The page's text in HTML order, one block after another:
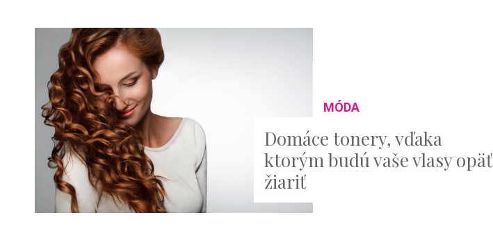
MÓDA
Domáce tonery, vďaka
ktorým budú vaše vlasy opäť
žiariť